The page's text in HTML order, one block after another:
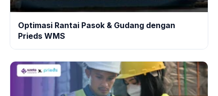
Optimasi Rantai Pasok & Gudang dengan
Prieds WMS